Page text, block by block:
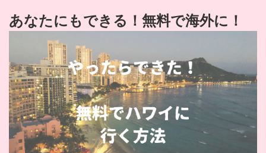
あなたにもできる！無料で海外に！